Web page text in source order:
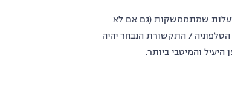
שמתממשקות (גם אם לא
/ התקשורת הנבחר יהיה
והמיטבי ביותר.